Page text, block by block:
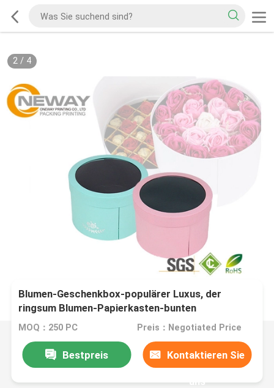
2/ 4
Blumen-Geschenkbox-populärer Luxus, der
ringsum Blumen-Papierkasten-bunten
Hutstumpen verpackt
MOQ：250 PC Preis：Negotiated Price
Bestpreis Kontaktieren Sie
uns